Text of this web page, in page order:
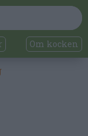
Om kocken